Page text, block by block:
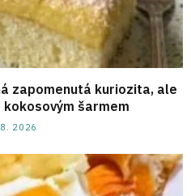
zapomenutá kuriozita, ale
šarmem
2026